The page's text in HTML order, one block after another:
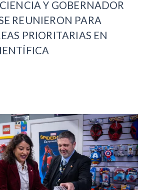
Y GOBERNADOR
REUNIERON PARA
PRIORITARIAS EN